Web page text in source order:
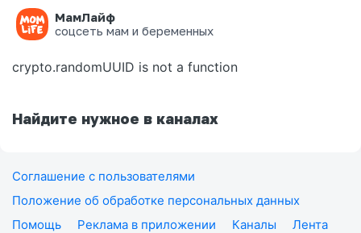
МамЛайф
соцсеть мам и беременных
Ошибка на странице
crypto.randomUUID is not a function
Найдите нужное в каналах
Соглашение с пользователями
Положение об обработке персональных данных
Помощь
Реклама в приложении Каналы
Лента